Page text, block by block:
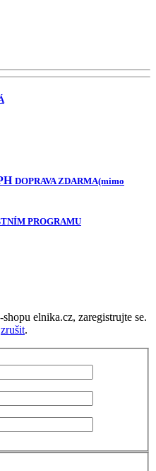
DOPRAVA ZDARMA(mimo
PROGRAMU
elnika.cz, zaregistrujte se.
zrušit.